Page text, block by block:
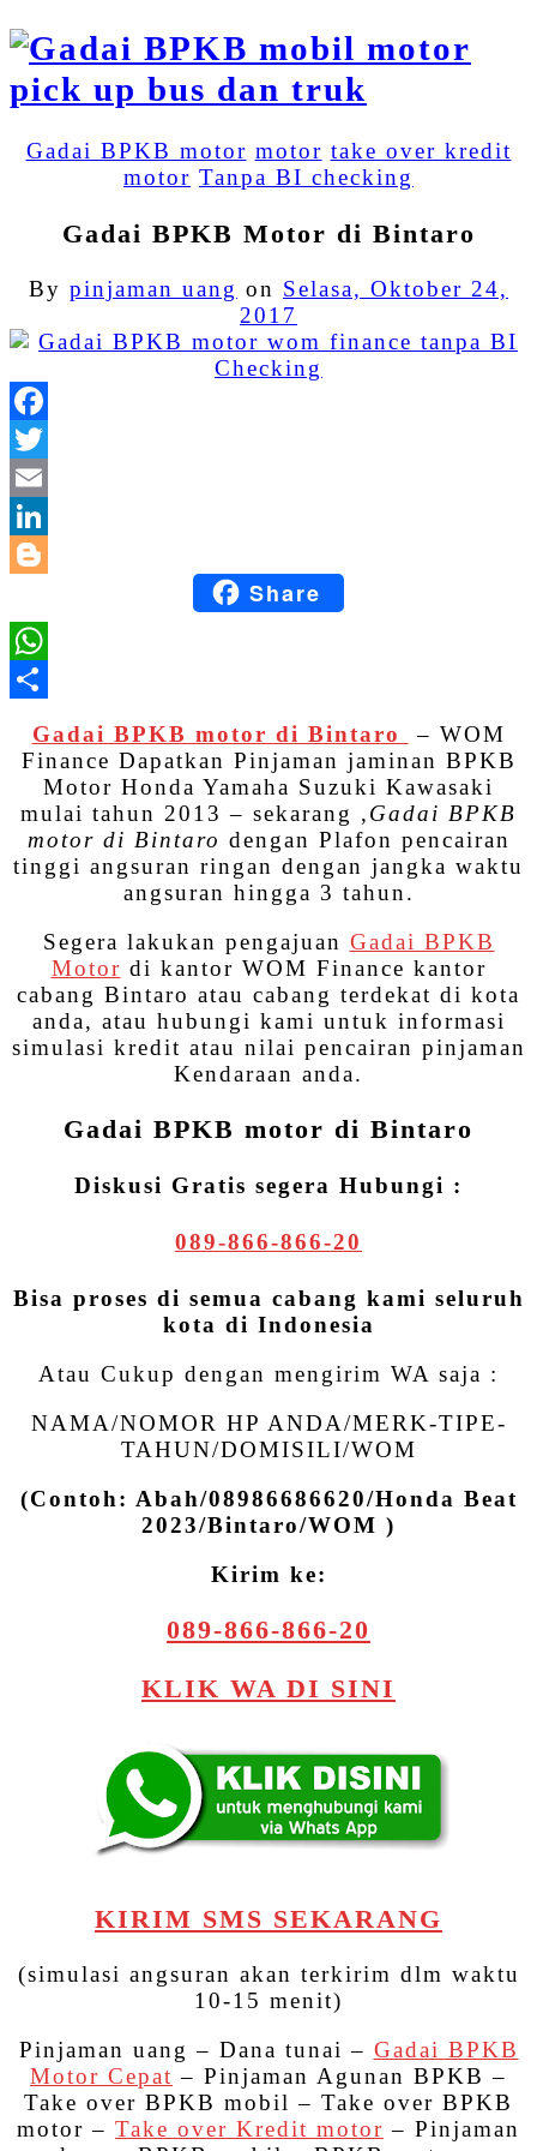
Gadai BPKB motor motor take over kredit
motor Tanpa BI checking
Gadai BPKB Motor di Bintaro
By pinjaman uang on Selasa, Oktober 24,
2017
BloggerShare
Gadai BPKB motor di Bintaro
– WOM
Finance Dapatkan Pinjaman jaminan BPKB
Motor Honda Yamaha Suzuki Kawasaki
mulai tahun 2013 – sekarang ,Gadai BPKB
motor di Bintaro dengan Plafon pencairan
tinggi angsuran ringan dengan jangka waktu
angsuran hingga 3 tahun.
Segera lakukan pengajuan Gadai BPKB
Motor di kantor WOM Finance kantor
cabang Bintaro atau cabang terdekat di kota
anda, atau hubungi kami untuk informasi
simulasi kredit atau nilai pencairan pinjaman
Kendaraan anda.
Gadai BPKB motor di Bintaro
Diskusi Gratis segera Hubungi :
089-866-866-20
Bisa proses di semua cabang kami seluruh
kota di Indonesia
Atau Cukup dengan mengirim WA saja :
NAMA/NOMOR HP ANDA/MERK-TIPE-
TAHUN/DOMISILI/WOM
(Contoh: Abah/08986686620/Honda Beat
2023/Bintaro/WOM )
Kirim ke:
089-866-866-20
KLIK WA DI SINI
KIRIM SMS SEKARANG
(simulasi angsuran akan terkirim dlm waktu
10-15 menit)
Pinjaman uang – Dana tunai – Gadai BPKB
Motor Cepat – Pinjaman Agunan BPKB –
Take over BPKB mobil – Take over BPKB
motor – Take over Kredit motor – Pinjaman